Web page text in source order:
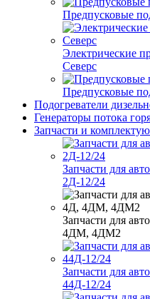
Предпусковые
Электрические
Северс
Предпусковые
Подогреватели
Генераторы потока
Запчасти и
Запчасти для
2Д-12/24
Запчасти для
4ДМ, 4ДМ2
Запчасти для
44Д-12/24